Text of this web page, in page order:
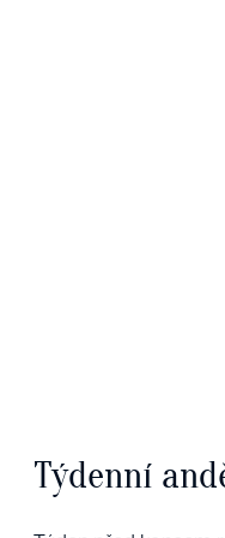
Týdenní